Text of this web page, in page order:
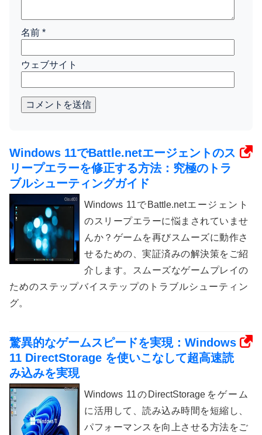
名前 *
ウェブサイト
コメントを送信
Windows 11でBattle.netエージェントのス
リープエラーを修正する方法：究極のトラ
ブルシューティングガイド
Windows 11でBattle.netエージェント
のスリープエラーに悩まされていませ
んか？ゲームを再びスムーズに動作さ
せるための、実証済みの解決策をご紹
介します。スムーズなゲームプレイの
ためのステップバイステップのトラブルシューティン
グ。
驚異的なゲームスピードを実現：Windows
11 DirectStorage を使いこなして超高速読
み込みを実現
Windows 11のDirectStorageをゲーム
に活用して、読み込み時間を短縮し、
パフォーマンスを向上させる方法をご